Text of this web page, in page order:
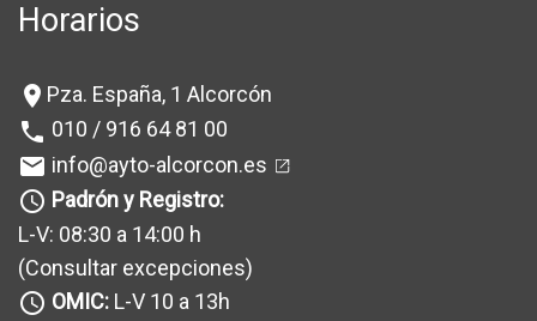
Horarios
location_on Pza. España, 1 Alcorcón
phone 010 / 916 64 81 00
mail info@ayto-alcorcon.es
query_builder Padrón y Registro:
L-V: 08:30 a 14:00 h
(Consultar excepciones)
query_builder OMIC: L-V 10 a 13h